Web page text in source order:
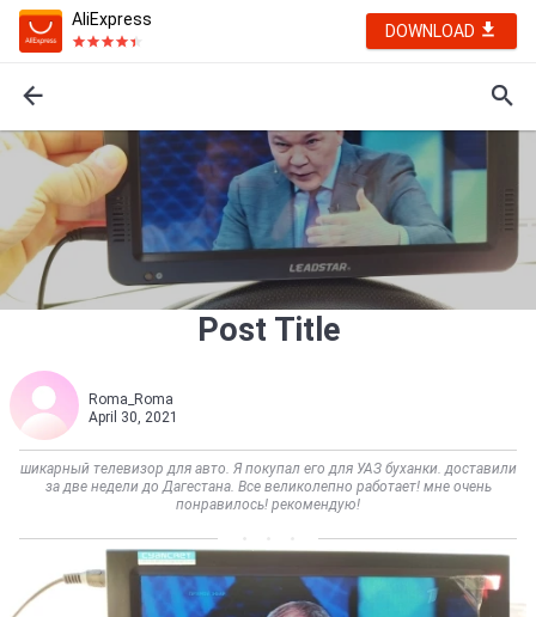
AliExpress
DOWNLOAD
Post Title
Roma_Roma
April 30, 2021
шикарный телевизор для авто. Я покупал его для УАЗ буханки. доставили
за две недели до Дагестана. Все великолепно работает! мне очень
понравилось! рекомендую!